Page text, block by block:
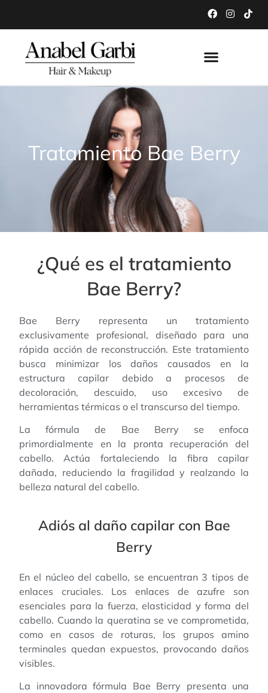
Tratamiento Bae Berry
¿Qué es el tratamiento
Bae Berry?
Bae Berry representa un tratamiento
exclusivamente profesional, diseñado para una
rápida acción de reconstrucción. Este tratamiento
busca minimizar los daños causados en la
estructura capilar debido a procesos de
decoloración, descuido, uso excesivo de
herramientas térmicas o el transcurso del tiempo.
La fórmula de Bae Berry se enfoca
primordialmente en la pronta recuperación del
cabello. Actúa fortaleciendo la fibra capilar
dañada, reduciendo la fragilidad y realzando la
belleza natural del cabello.
Adiós al daño capilar con Bae
Berry
En el núcleo del cabello, se encuentran 3 tipos de
enlaces cruciales. Los enlaces de azufre son
esenciales para la fuerza, elasticidad y forma del
cabello. Cuando la queratina se ve comprometida,
como en casos de roturas, los grupos amino
terminales quedan expuestos, provocando daños
visibles.
La innovadora fórmula Bae Berry presenta una